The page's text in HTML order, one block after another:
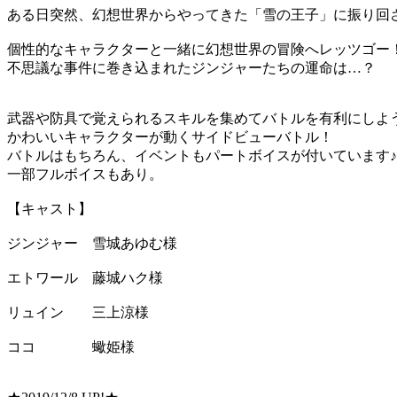
ある日突然、幻想世界からやってきた「雪の王子」に振り回
個性的なキャラクターと一緒に幻想世界の冒険へレッツゴー！
不思議な事件に巻き込まれたジンジャーたちの運命は…？
武器や防具で覚えられるスキルを集めてバトルを有利にしよ
かわいいキャラクターが動くサイドビューバトル！
バトルはもちろん、イベントもパートボイスが付いています♪
一部フルボイスもあり。
【キャスト】
ジンジャー 雪城あゆむ様
エトワール 藤城ハク様
リュイン 三上涼様
ココ 蠍姫様